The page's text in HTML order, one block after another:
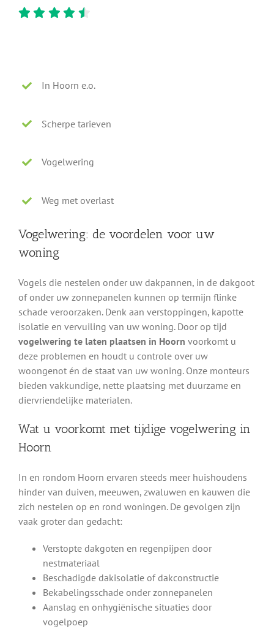
In Hoorn e.o.
Scherpe tarieven
Vogelwering
Weg met overlast
Vogelwering: de voordelen voor uw
woning
Vogels die nestelen onder uw dakpannen, in de dakgoot
of onder uw zonnepanelen kunnen op termijn flinke
schade veroorzaken. Denk aan verstoppingen, kapotte
isolatie en vervuiling van uw woning. Door op tijd
vogelwering te laten plaatsen in Hoorn voorkomt u
deze problemen en houdt u controle over uw
woongenot én de staat van uw woning. Onze monteurs
bieden vakkundige, nette plaatsing met duurzame en
diervriendelijke materialen.
Wat u voorkomt met tijdige vogelwering in
Hoorn
In en rondom Hoorn ervaren steeds meer huishoudens
hinder van duiven, meeuwen, zwaluwen en kauwen die
zich nestelen op en rond woningen. De gevolgen zijn
vaak groter dan gedacht:
Verstopte dakgoten en regenpijpen door
nestmateriaal
Beschadigde dakisolatie of dakconstructie
Bekabelingsschade onder zonnepanelen
Aanslag en onhygiënische situaties door
vogelpoep